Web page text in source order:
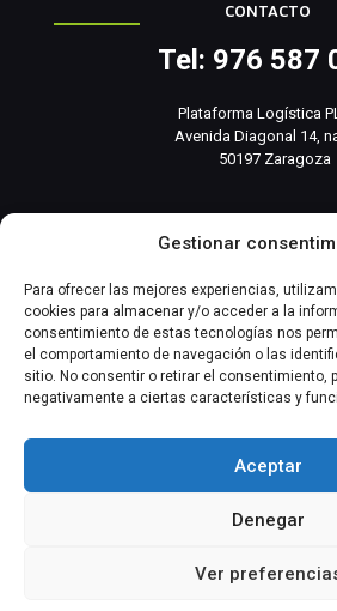
Gestionar
Para ofrecer las mejores experiencias,
cookies para almacenar y/o acceder a la
consentimiento de estas tecnologías nos
el comportamiento de navegación o las
sitio. No consentir o retirar el consentimiento,
negativamente a ciertas características y
Aceptar
Denegar
Ver
CONTACTO
Tel: 976 587
Plataforma Logística
Avenida Diagonal 14,
50197 Zaragoza
INFORMACIÓN
Producto
Automatización Industrial
reservados | Por